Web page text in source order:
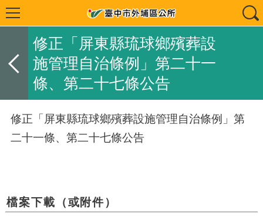
修正「屏東縣琉球鄉殯葬設
施管理自治條例」第二十一
條、第二十七條公告
修正「屏東縣琉球鄉殯葬設施管理自治條例」第
二十一條、第二十七條公告
檔案下載（或附件）